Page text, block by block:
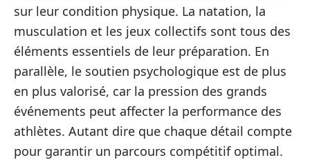
sur leur condition physique. La natation, la
musculation et les jeux collectifs sont tous des
éléments essentiels de leur préparation. En
parallèle, le soutien psychologique est de plus
en plus valorisé, car la pression des grands
événements peut affecter la performance des
athlètes. Autant dire que chaque détail compte
pour garantir un parcours compétitif optimal.